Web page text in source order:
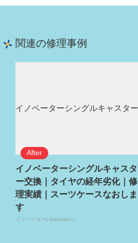
関連の修理事例
イノベーターシングルキャスタ
ー交換｜タイヤの経年劣化｜修
理実績｜スーツケースなおしま
す
イノベーター( innovator )